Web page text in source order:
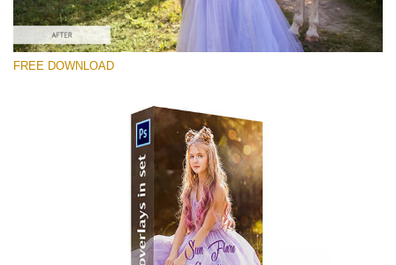
(50 Overlays)
Large 6000*4000px
Large 6000*4000px
Large 6000*4000px
FREE DOWNLOAD